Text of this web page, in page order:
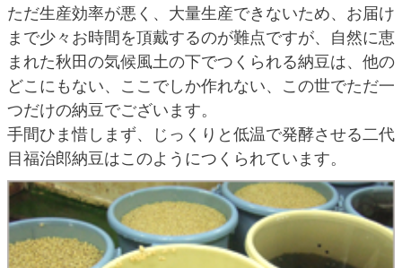
ただ生産効率が悪く、大量生産できないため、お届け
まで少々お時間を頂戴するのが難点ですが、自然に恵
まれた秋田の気候風土の下でつくられる納豆は、他の
どこにもない、ここでしか作れない、この世でただ一
つだけの納豆でございます。
手間ひま惜しまず、じっくりと低温で発酵させる二代
目福治郎納豆はこのようにつくられています。